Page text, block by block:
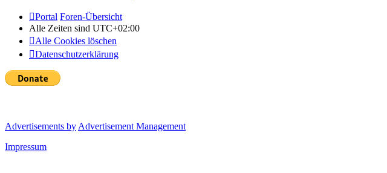
Portal Foren-Übersicht
Alle Zeiten sind UTC+02:00
Alle Cookies löschen
Datenschutzerklärung
Advertisements by Advertisement Management
Impressum